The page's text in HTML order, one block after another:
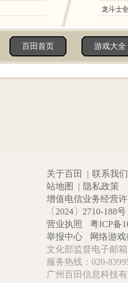
百田首页 游戏大全
关于百田 | 联系我们
站地图
| 隐私政策
增值电信业务经营
〔2024〕2710-188号
营业执照
粤ICP备
举报中心
网络游
文化部监督电子邮
服务热线：020-
广州百田信息科技